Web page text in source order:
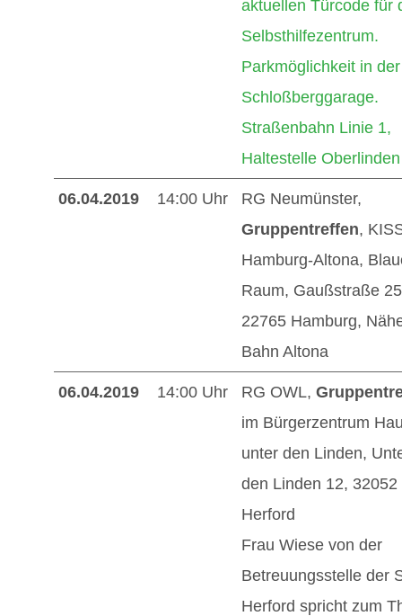
aktuellen Türcode für
Selbsthilfezentrum.
Parkmöglichkeit in der
Schloßberggarage.
Straßenbahn Linie 1,
Haltestelle Oberlinden
06.04.2019 14:00 Uhr
RG Neumünster,
Gruppentreffen,
Hamburg-Altona,
Raum, Gaußstraße
22765 Hamburg,
Bahn Altona
06.04.2019 14:00 Uhr RG OWL,
im Bürgerzentrum
unter den Linden,
den Linden 12, 32052
Herford
Frau Wiese von der
Betreuungsstelle der
Herford spricht zum